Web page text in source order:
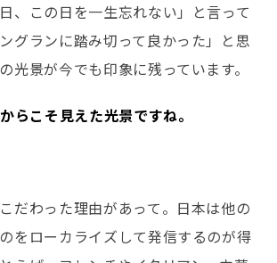
、この日を一生忘れない」と言って
グランに踏み切って良かった」と思
光景が今でも印象に残っています。
からこそ見えた光景ですね。
だわった理由があって。日本は他の
をローカライズして発信するのが得